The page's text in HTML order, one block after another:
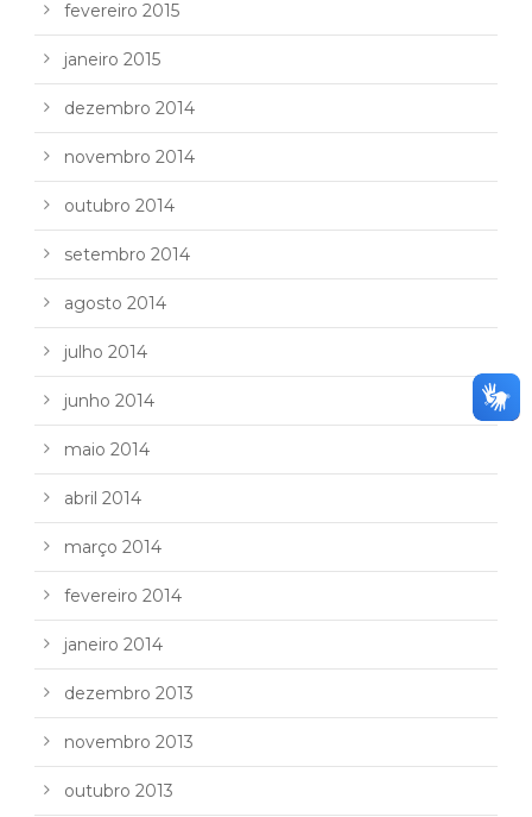
fevereiro 2015
janeiro 2015
dezembro 2014
novembro 2014
outubro 2014
setembro 2014
agosto 2014
julho 2014
junho 2014
maio 2014
abril 2014
março 2014
fevereiro 2014
janeiro 2014
dezembro 2013
novembro 2013
outubro 2013